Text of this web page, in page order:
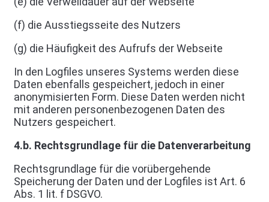
(f) die Ausstiegsseite des Nutzers
(g) die Häufigkeit des Aufrufs der Webseite
In den Logfiles unseres Systems werden diese
Daten ebenfalls gespeichert, jedoch in einer
anonymisierten Form. Diese Daten werden nicht
mit anderen personenbezogenen Daten des
Nutzers gespeichert.
4.b. Rechtsgrundlage für die Datenverarbeitung
Rechtsgrundlage für die vorübergehende
Speicherung der Daten und der Logfiles ist Art. 6
Abs. 1 lit. f DSGVO.